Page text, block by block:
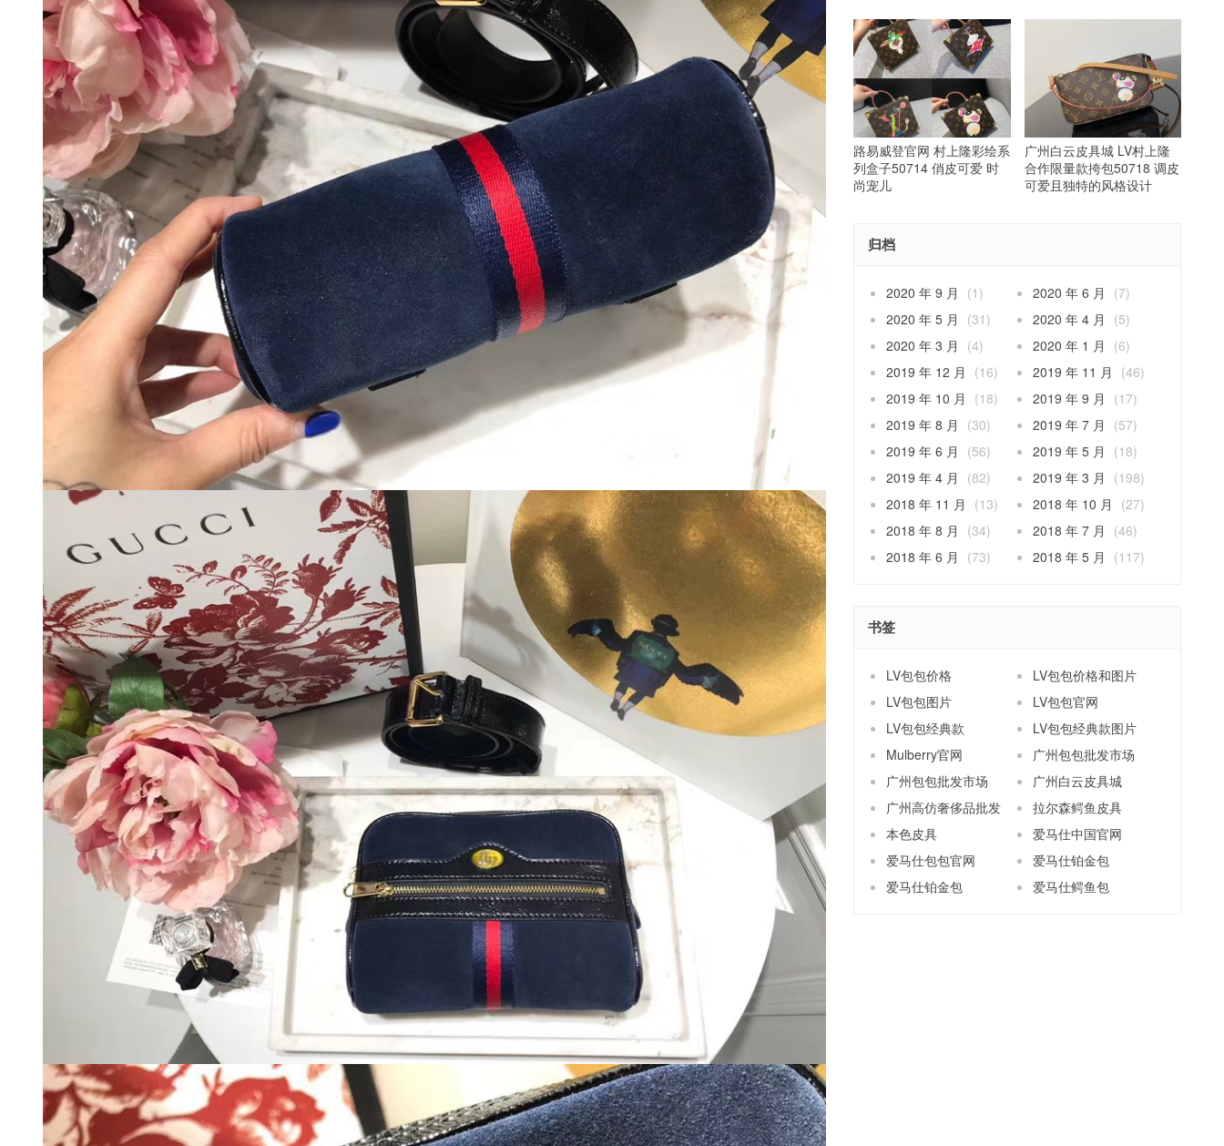
路易威登官网 村上隆彩绘系
列盒子50714 俏皮可爱 时
尚宠儿
广州白云皮具城 LV村上隆
合作限量款挎包50718 调皮
可爱且独特的风格设计
归档
2020 年 9 月 (1) 2020 年 6 月
(7)
2020 年 5 月
(31) 2020 年 4 月
(5)
2020 年 3 月
(4) 2020 年 1 月
(6)
2019 年 12 月
(16) 2019 年 11 月
(46)
2019 年 10 月
(18) 2019 年 9 月
(17)
2019 年 8 月
(30) 2019 年 7 月
(57)
2019 年 6 月
(56) 2019 年 5 月
(18)
2019 年 4 月
(82) 2019 年 3 月
(198)
2018 年 11 月
(13) 2018 年 10 月
(27)
2018 年 8 月
(34) 2018 年 7 月
(46)
2018 年 6 月
(73) 2018 年 5 月 (117)
书签
LV包包价格
LV包包价格和图片
LV包包图片
LV包包官网
LV包包经典款
LV包包经典款图片
Mulberry官网
广州包包批发市场
广州包包批发市场
广州白云皮具城
广州高仿奢侈品批发
拉尔森鳄鱼皮具
本色皮具
爱马仕中国官网
爱马仕包包官网
爱马仕铂金包
爱马仕铂金包
爱马仕鳄鱼包